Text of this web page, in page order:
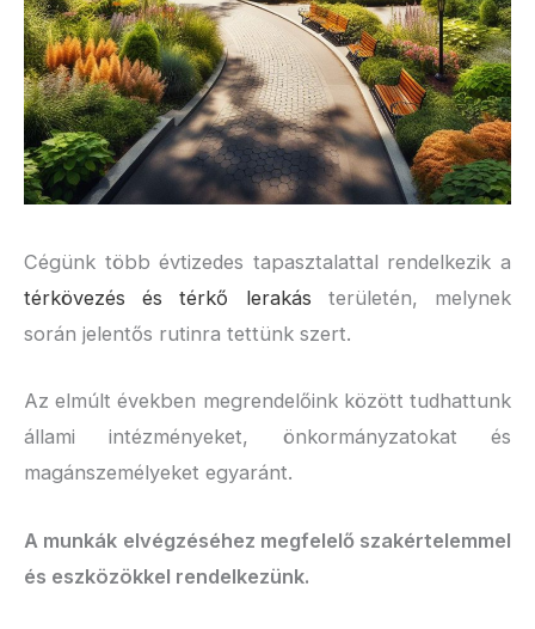
Cégünk több évtizedes tapasztalattal rendelkezik a
térkövezés és térkő lerakás területén, melynek
során jelentős rutinra tettünk szert.
Az elmúlt években megrendelőink között tudhattunk
állami intézményeket, önkormányzatokat és
magánszemélyeket egyaránt.
A munkák elvégzéséhez megfelelő szakértelemmel
és eszközökkel rendelkezünk.